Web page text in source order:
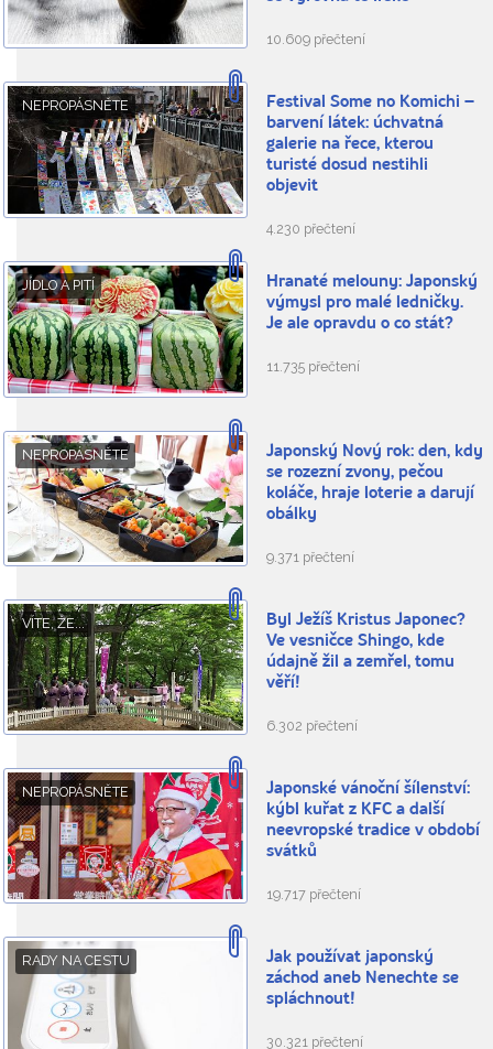
10.609 přečtení
NEPROPÁSNĚTE
Festival Some no Komichi –
barvení látek: úchvatná
galerie na řece, kterou
turisté dosud nestihli
objevit
4.230 přečtení
JÍDLO A PITÍ
Hranaté melouny: Japonský
výmysl pro malé ledničky.
Je ale opravdu o co stát?
11.735 přečtení
NEPROPÁSNĚTE
Japonský Nový rok: den, kdy
se rozezní zvony, pečou
koláče, hraje loterie a darují
obálky
9.371 přečtení
VÍTE, ŽE...
Byl Ježíš Kristus Japonec?
Ve vesničce Shingo, kde
údajně žil a zemřel, tomu
věří!
6.302 přečtení
NEPROPÁSNĚTE
Japonské vánoční šílenství:
kýbl kuřat z KFC a další
neevropské tradice v období
svátků
19.717 přečtení
RADY NA CESTU
Jak používat japonský
záchod aneb Nenechte se
spláchnout!
30.321 přečtení